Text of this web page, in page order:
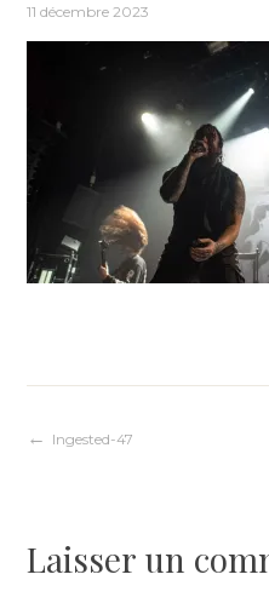
11 décembre 2023
Navigation
l’article
Ingested-47
Laisser un